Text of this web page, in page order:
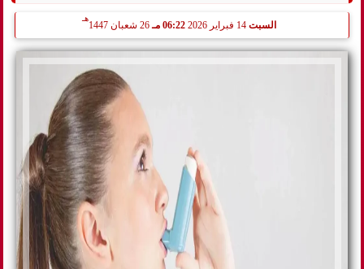
السبت 14 فبراير 2026 06:22 مـ 26 شعبان 1447
هـ